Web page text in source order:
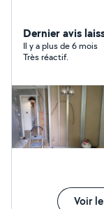
Dernier avis
Il y a plus de 6 mois
Très réactif.
Voir